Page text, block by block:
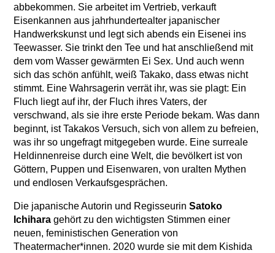
abbekommen. Sie arbeitet im Vertrieb, verkauft
Eisenkannen aus jahrhundertealter japanischer
Handwerkskunst und legt sich abends ein Eisenei ins
Teewasser. Sie trinkt den Tee und hat anschließend mit
dem vom Wasser gewärmten Ei Sex. Und auch wenn
sich das schön anfühlt, weiß Takako, dass etwas nicht
stimmt. Eine Wahrsagerin verrät ihr, was sie plagt: Ein
Fluch liegt auf ihr, der Fluch ihres Vaters, der
verschwand, als sie ihre erste Periode bekam. Was dann
beginnt, ist Takakos Versuch, sich von allem zu befreien,
was ihr so ungefragt mitgegeben wurde. Eine surreale
Heldinnenreise durch eine Welt, die bevölkert ist von
Göttern, Puppen und Eisenwaren, von uralten Mythen
und endlosen Verkaufsgesprächen.
Die japanische Autorin und Regisseurin Satoko
Ichiharagehört zu den wichtigsten Stimmen einer
neuen, feministischen Generation von
Theatermacher*innen. 2020 wurde sie mit dem Kishida